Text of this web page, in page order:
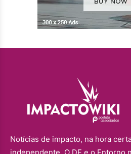
Notícias de impacto, na hora
independente. O DF e o Entorno